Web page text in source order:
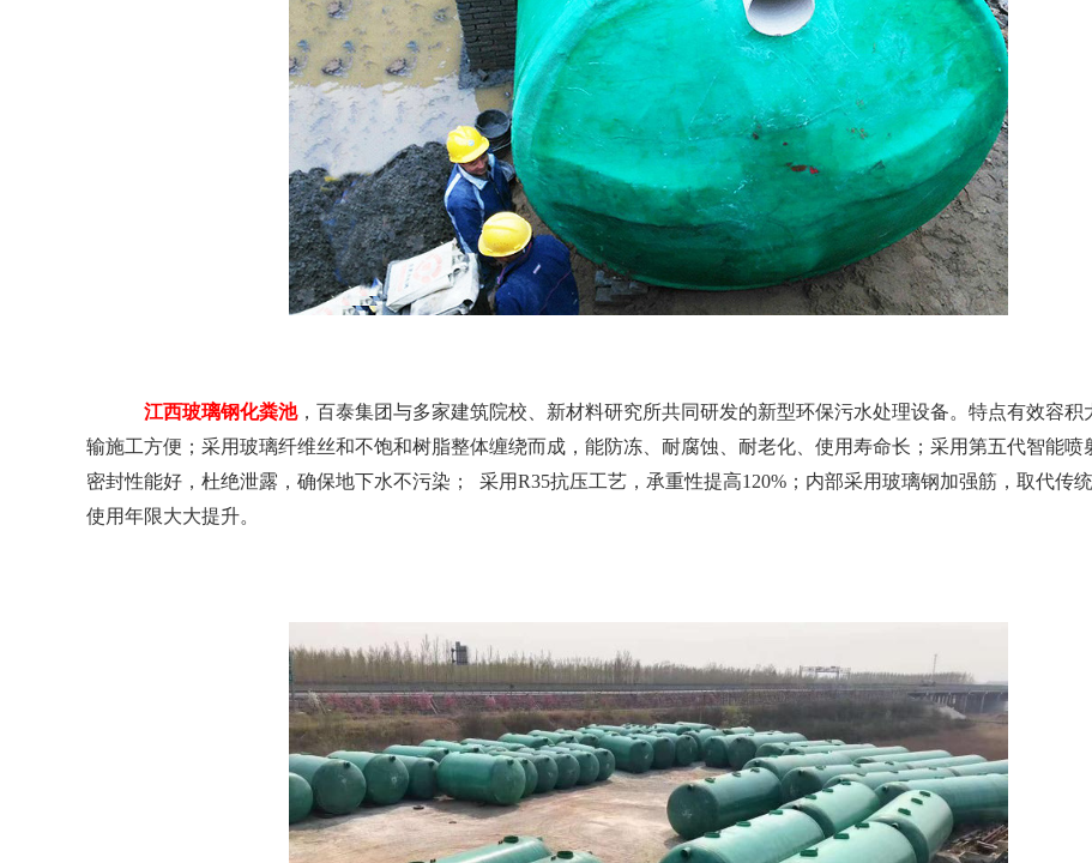
江西玻璃钢化粪池，百泰集团与多家建筑院校、新材料研究所共同研发的新型环保污水处理设备。特点有效容积
输施工方便；采用玻璃纤维丝和不饱和树脂整体缠绕而成，能防冻、耐腐蚀、耐老化、使用寿命长；采用第五代智能喷
密封性能好，杜绝泄露，确保地下水不污染；
采用R35抗压工艺， 承重性提高120%；内部采用玻璃钢加强筋，取代传
使用年限大大提升。